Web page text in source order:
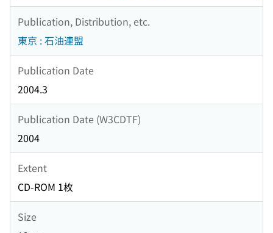
Publication, Distribution, etc.
東京 : 石油連盟
Publication Date
2004.3
Publication Date (W3CDTF)
2004
Extent
CD-ROM 1枚
Size